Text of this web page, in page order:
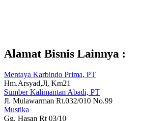
Alamat Bisnis Lainnya :
Mentaya Karbindo Prima, PT
Hm.Arsyad,Jl, Km21
Sumber Kalimantan Abadi, PT
Jl. Mulawarman Rt.032/010 No.99
Mustika
Gg. Hasan Rt 03/10